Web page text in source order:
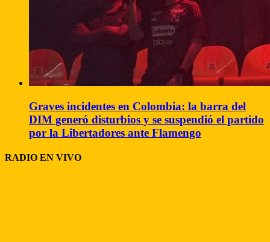
Graves incidentes en Colombia: la barra del
DIM generó disturbios y se suspendió el partido
por la Libertadores ante Flamengo
RADIO EN VIVO